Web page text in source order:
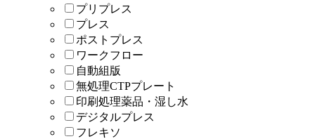
プリプレス
プレス
ポストプレス
ワークフロー
自動組版
無処理CTPプレート
印刷処理薬品・湿し水
デジタルプレス
フレキソ